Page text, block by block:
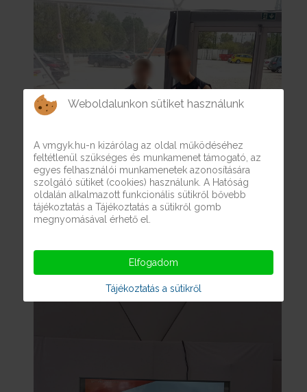
Weboldalunkon sütiket használunk
A vmgyk.hu-n kizárólag az oldal működéséhez
feltétlenül szükséges és munkamenet támogató, az
egyes felhasználói munkamenetek azonosítására
szolgáló sütiket (cookies) használunk. A Hatóság
oldalán alkalmazott funkcionális sütikről bővebb
tájékoztatás a Tájékoztatás a sütikről gomb
megnyomásával érhető el.
Elfogadom
Tájékoztatás a sütikről